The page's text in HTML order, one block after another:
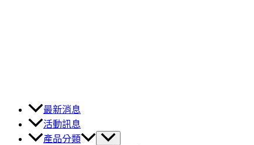
最新消息
活動訊息
產品分類